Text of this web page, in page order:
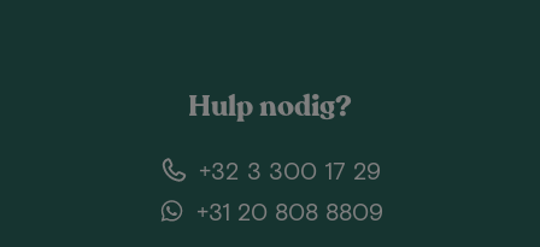
Hulp nodig?
+32 3 300 17 29
+31 20 808 8809